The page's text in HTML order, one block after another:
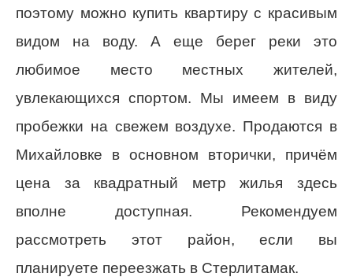
поэтому можно купить квартиру с красивым
видом на воду. А еще берег реки это
любимое место местных жителей,
увлекающихся спортом. Мы имеем в виду
пробежки на свежем воздухе. Продаются в
Михайловке в основном вторички, причём
цена за квадратный метр жилья здесь
вполне доступная. Рекомендуем
рассмотреть этот район, если вы
планируете переезжать в Стерлитамак.